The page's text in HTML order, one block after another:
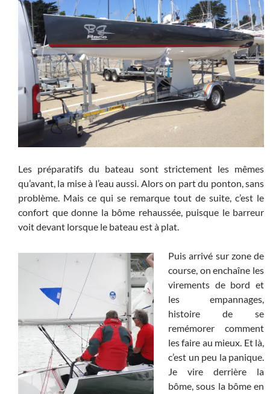
Les préparatifs du bateau sont strictement les mêmes
qu’avant, la mise à l’eau aussi. Alors on part du ponton, sans
problème. Mais ce qui se remarque tout de suite, c’est le
confort que donne la bôme rehaussée, puisque le barreur
voit devant lorsque le bateau est à plat.
Puis arrivé sur zone de
course, on enchaîne les
virements de bord et
les empannages,
histoire de se
remémorer comment
les faire au mieux. Et là,
c’est un peu la panique.
Je vire derrière la
bôme, sous la bôme en